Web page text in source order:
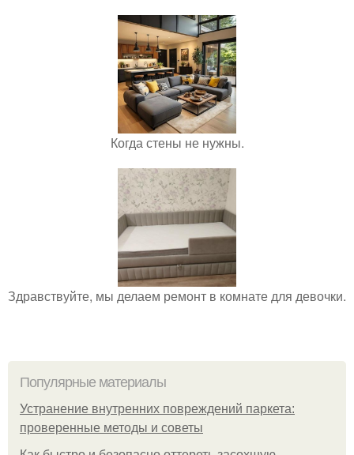
Когда стены не нужны.
Здравствуйте, мы делаем ремонт в комнате для девочки.
Популярные материалы
Устранение внутренних повреждений паркета:
проверенные методы и советы